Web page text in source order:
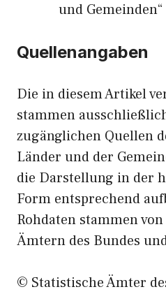
und Gemeinden“
Quellenangaben
Die in diesem Artikel
stammen
zugänglichen Quellen
Länder und der
die Darstellung in der
Form entsprechend
Rohdaten stammen
Ämtern des Bundes
© Statistische Ämter